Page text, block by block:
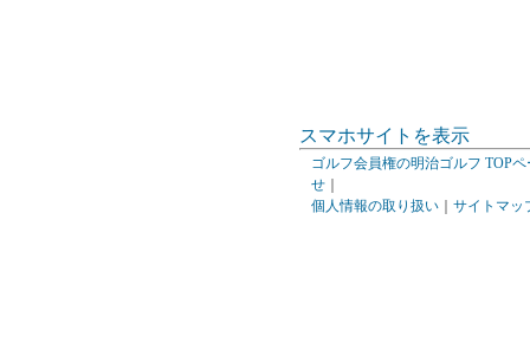
スマホサイトを表示
ゴルフ会員権の明治ゴルフ TOPペ
せ
個人情報の取り扱い
サイトマッ